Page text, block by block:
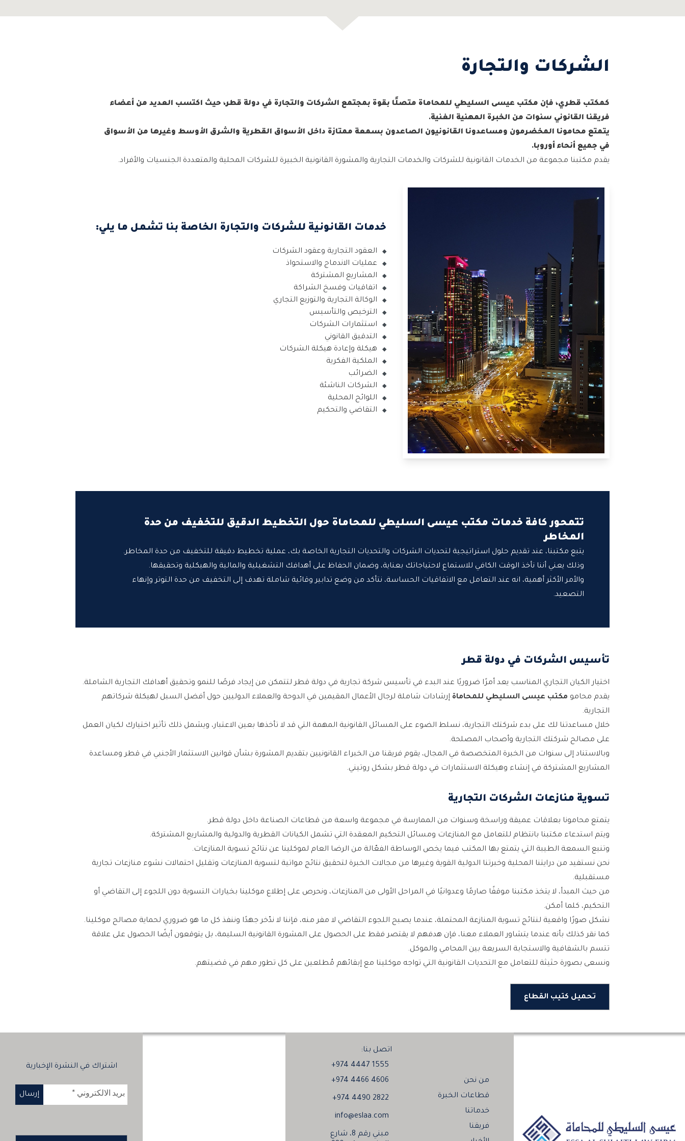
الشركات والتجارة
كمكتب قطري، فإن مكتب عيسى السليطي للمحاماة متصلًا بقوة بمجتمع الشركات والتجارة في دولة قطر، حيث اكتسب العديد من أعضاء
فريقنا القانوني سنوات من الخبرة المهنية الغنية.
يتمتع محامونا المخضرمون ومساعدونا القانونيون الصاعدون بسمعة ممتازة داخل الأسواق القطرية والشرق الأوسط وغيرها من الأسواق
في جميع أنحاء أوروبا.
يقدم مكتبنا مجموعة من الخدمات القانونية للشركات والخدمات التجارية والمشورة القانونية الخبيرة للشركات المحلية والمتعددة الجنسيات والأفراد.
خدمات القانونية للشركات والتجارة الخاصة بنا تشمل ما يلي:
العقود التجارية وعقود الشركات
عمليات الاندماج والاستحواذ
المشاريع المشتركة
اتفاقيات وفسخ الشراكة
الوكالة التجارية والتوزيع التجاري
الترخيص والتأسيس
استثمارات الشركات
التدقيق القانوني
هيكلة وإعادة هيكلة الشركات
الملكية الفكرية
الضرائب
الشركات الناشئة
اللوائح المحلية
التقاضي والتحكيم
تتمحور كافة خدمات مكتب عيسى السليطي للمحاماة حول التخطيط الدقيق للتخفيف من حدة
المخاطر
يتبع مكتبنا، عند تقديم حلول استراتيجية لتحديات الشركات والتحديات التجارية الخاصة بك، عملية تخطيط دقيقة للتخفيف من حدة المخاطر.
وذلك يعني أننا نأخذ الوقت الكافي للاستماع لاحتياجاتك بعناية، وضمان الحفاظ على أهدافك التشغيلية والمالية والهيكلية وتحقيقها.
والأمر الأكثر أهمية، انه عند التعامل مع الاتفاقيات الحساسة، نتأكد من وضع تدابير وقائية شاملة تهدف إلى التخفيف من حدة التوتر وإنهاء
التصعيد.
تأسيس الشركات في دولة قطر
اختيار الكيان التجاري المناسب يعد أمرًا ضروريًا عند البدء في تأسيس شركة تجارية في دولة قطر لتتمكن من إيجاد فرصًا للنمو وتحقيق أهدافك التجارية الشاملة.
يقدم محامو مكتب عيسى السليطي للمحاماة إرشادات شاملة لرجال الأعمال المقيمين في الدوحة والعملاء الدوليين حول أفضل السبل لهيكلة شركاتهم
التجارية.
خلال مساعدتنا لك على بدء شركتك التجارية، نسلط الضوء على المسائل القانونية المهمة التي قد لا تأخذها بعين الاعتبار، ويشمل ذلك تأثير اختيارك لكيان العمل
على مصالح شركتك التجارية وأصحاب المصلحة.
وبالاستناد إلى سنوات من الخبرة المتخصصة في المجال، يقوم فريقنا من الخبراء القانونيين بتقديم المشورة بشأن قوانين الاستثمار الأجنبي في قطر ومساعدة
المشاريع المشتركة في إنشاء وهيكلة الاستثمارات في دولة قطر بشكل روتيني.
تسوية منازعات الشركات التجارية
يتمتع محامونا بعلاقات عميقة وراسخة وسنوات من الممارسة في مجموعة واسعة من قطاعات الصناعة داخل دولة قطر.
ويتم استدعاء مكتبنا بانتظام للتعامل مع المنازعات ومسائل التحكيم المعقدة التي تشمل الكيانات القطرية والدولية والمشاريع المشتركة.
وتنبع السمعة الطيبة التي يتمتع بها المكتب فيما يخص الوساطة الفعّالة من الرضا العام لموكلينا عن نتائج تسوية المنازعات.
نحن نستفيد من درايتنا المحلية وخبرتنا الدولية القوية وغيرها من مجالات الخبرة لتحقيق نتائج مواتية لتسوية المنازعات وتقليل احتمالات نشوء منازعات تجارية
مستقبلية.
من حيث المبدأ، لا يتخذ مكتبنا موقفًا صارمًا وعدوانيًا في المراحل الأولى من المنازعات، ونحرص على إطلاع موكلينا بخيارات التسوية دون اللجوء إلى التقاضي أو
التحكيم، كلما أمكن.
نشكل صورًا واقعية لنتائج تسوية المنازعة المحتملة، عندما يصبح اللجوء التقاضي لا مفر منه، فإننا لا ندّخر جهدًا وننفذ كل ما هو ضروري لحماية مصالح موكلينا.
كما نقر كذلك بأنه عندما يتشاور العملاء معنا، فإن هدفهم لا يقتصر فقط على الحصول على المشورة القانونية السليمة، بل يتوقعون أيضًا الحصول على علاقة
تتسم بالشفافية والاستجابة السريعة بين المحامي والموكل.
ونسعى بصورة حثيثة للتعامل مع التحديات القانونية التي تواجه موكلينا مع إبقائهم مُطلعين على كل تطور مهم في قضيتهم.
تحميل كتيب القطاع
من نحن
قطاعات الخبرة
خدماتنا
فريقنا
اتصل بنا:
+974 4447 1555
+974 4466 4606
+974 4490 2822
info@eslaa.com
مبني رقم 8، شارع
اشتراك في النشرة الإخبارية